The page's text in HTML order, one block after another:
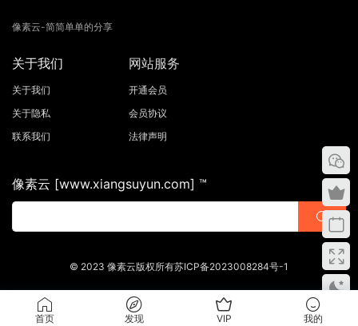
像素云-简简单单的分享
关于我们
关于我们
关于隐私
联系我们
网站服务
开通会员
会员协议
法律声明
像素云 [www.xiangsuyun.com] ™
© 2023 像素云版权所有苏ICP备2023008284号-1
首页 发现 VIP 我的